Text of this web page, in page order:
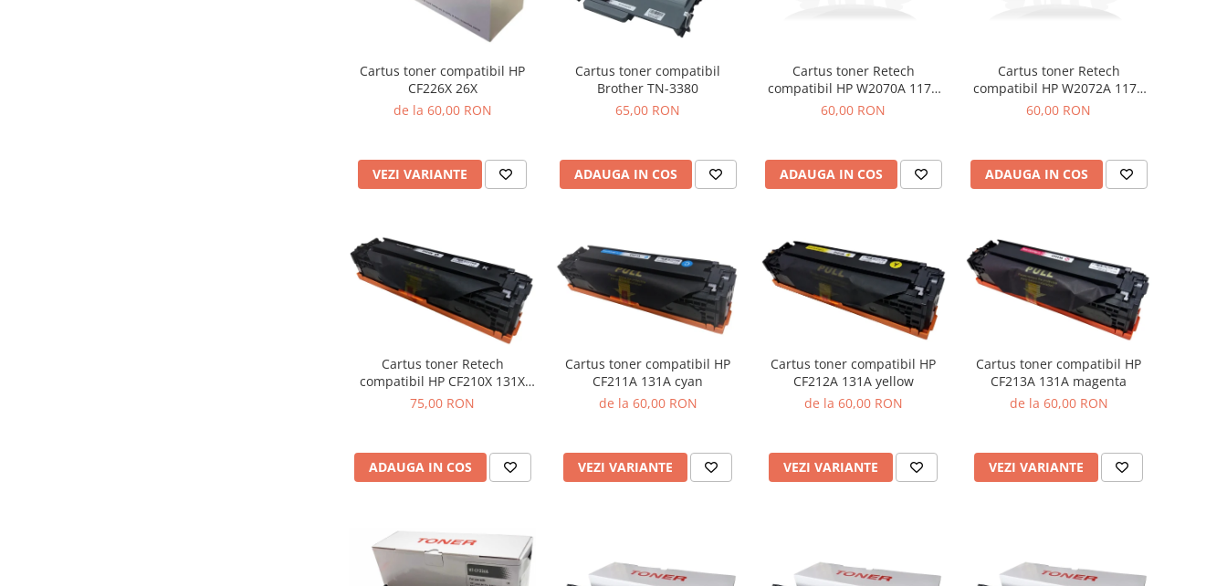
Cartus toner compatibil HP
CF226X 26X
de la 60,00 RON
VEZI VARIANTE
Cartus toner compatibil
Brother TN-3380
65,00 RON
ADAUGA IN COS
Cartus toner Retech
compatibil HP W2070A 117A
black
60,00 RON
ADAUGA IN COS
Cartus toner Retech
compatibil HP W2072A 117A
yellow
60,00 RON
ADAUGA IN COS
Cartus toner Retech
compatibil HP CF210X 131X
black
75,00 RON
ADAUGA IN COS
Cartus toner compatibil HP
CF211A 131A cyan
de la 60,00 RON
VEZI VARIANTE
Cartus toner compatibil HP
CF212A 131A yellow
de la 60,00 RON
VEZI VARIANTE
Cartus toner compatibil HP
CF213A 131A magenta
de la 60,00 RON
VEZI VARIANTE